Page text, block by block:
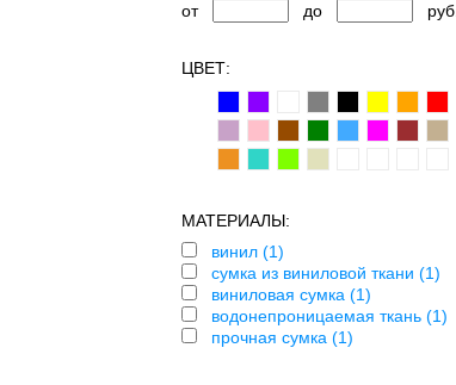
от
до руб.
ЦВЕТ:
МАТЕРИАЛЫ:
винил (1)
сумка из виниловой ткани (1)
виниловая сумка (1)
водонепроницаемая ткань (1)
прочная сумка (1)